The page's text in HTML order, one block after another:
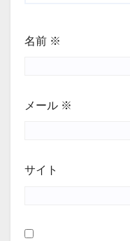
名前 ※
メール ※
サイト